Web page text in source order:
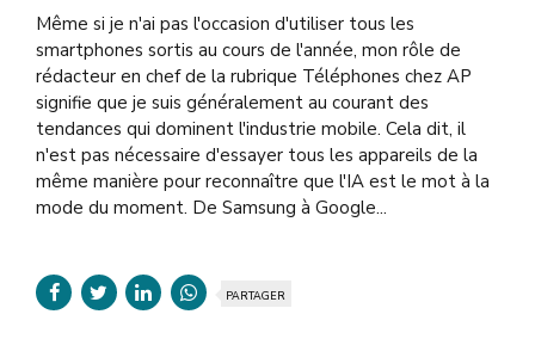
Même si je n'ai pas l'occasion d'utiliser tous les
smartphones sortis au cours de l'année, mon rôle de
rédacteur en chef de la rubrique Téléphones chez AP
signifie que je suis généralement au courant des
tendances qui dominent l'industrie mobile. Cela dit, il
n'est pas nécessaire d'essayer tous les appareils de la
même manière pour reconnaître que l'IA est le mot à la
mode du moment. De Samsung à Google...
PARTAGER